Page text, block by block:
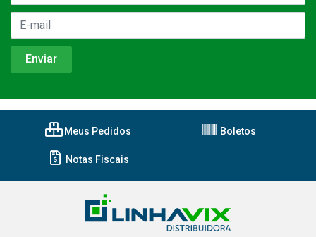
Meus Pedidos Boletos
Notas Fiscais